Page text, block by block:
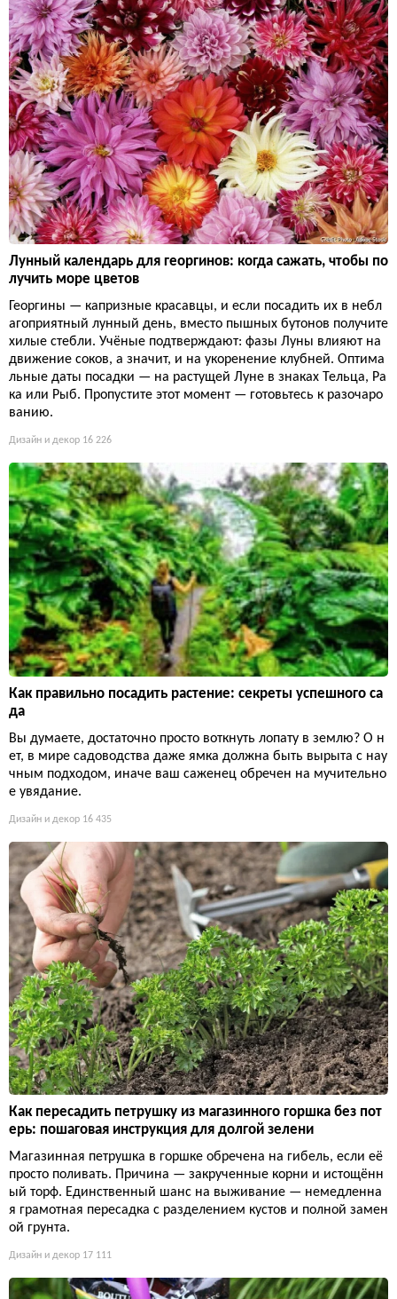
Лунный календарь для георгинов: когда сажать, чтобы по
лучить море цветов
Георгины — капризные красавцы, и если посадить их в небл
агоприятный лунный день, вместо пышных бутонов получите
хилые стебли. Учёные подтверждают: фазы Луны влияют на
движение соков, а значит, и на укоренение клубней. Оптима
льные даты посадки — на растущей Луне в знаках Тельца, Ра
ка или Рыб. Пропустите этот момент — готовьтесь к разочаро
ванию.
Дизайн и декор 16 226
Как правильно посадить растение: секреты успешного са
да
Вы думаете, достаточно просто воткнуть лопату в землю? О н
ет, в мире садоводства даже ямка должна быть вырыта с нау
чным подходом, иначе ваш саженец обречен на мучительно
е увядание.
Дизайн и декор 16 435
Как пересадить петрушку из магазинного горшка без пот
ерь: пошаговая инструкция для долгой зелени
Магазинная петрушка в горшке обречена на гибель, если её
просто поливать. Причина — закрученные корни и истощённ
ый торф. Единственный шанс на выживание — немедленна
я грамотная пересадка с разделением кустов и полной замен
ой грунта.
Дизайн и декор 17 111